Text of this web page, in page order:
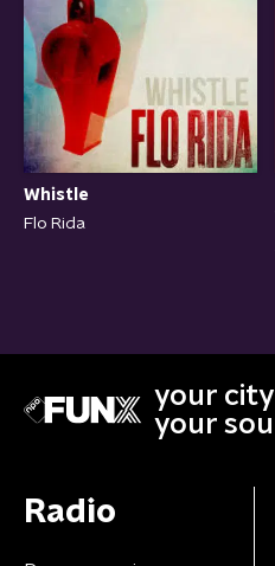
Whistle
Flo Rida
your city
your
Radio